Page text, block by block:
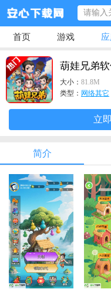
首页 游戏
葫娃兄弟
大小： 81.8M
类型： 网络其它
立
简介